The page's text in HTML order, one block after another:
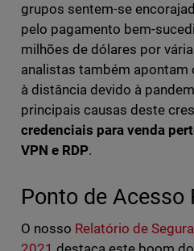
grupos sentem-se
pelo pagamento bem-
milhões de dólares por
analistas também apontam
à distância devido à
principais causas deste
credenciais para venda
VPN e RDP.
Ponto de Acesso
O nosso Relatório de